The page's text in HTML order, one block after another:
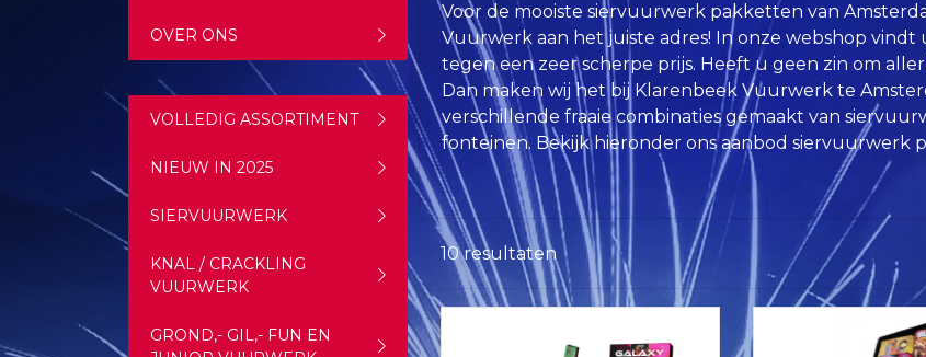
OVER ONS
VOLLEDIG ASSORTIMENT
NIEUW IN 2025
SIERVUURWERK
KNAL / CRACKLING
VUURWERK
GROND,- GIL,- FUN EN
Voor de mooiste siervuurwerk pakketten van
Vuurwerk aan het juiste adres! In onze webshop
tegen een zeer scherpe prijs. Heeft u geen zin om
Dan maken wij het bij Klarenbeek Vuurwerk te
verschillende fraaie combinaties gemaakt van
fonteinen. Bekijk hieronder ons aanbod siervuurwerk
10 resultaten